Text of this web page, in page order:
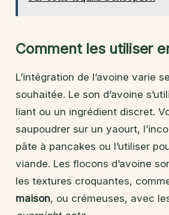
Comment les utiliser
L’intégration de l’avoine varie
souhaitée. Le son d’avoine
liant ou un ingrédient discret.
saupoudrer sur un yaourt,
pâte à pancakes ou l’utiliser
viande. Les flocons d’avoine
les textures croquantes,
maison, ou crémeuses, avec